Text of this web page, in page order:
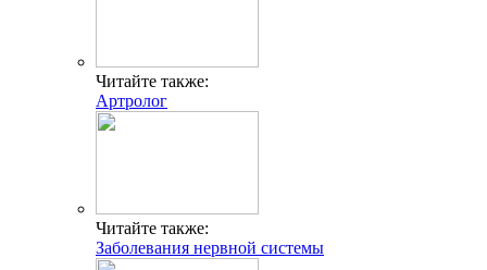
Читайте также:
Артролог
Читайте также:
Заболевания нервной системы